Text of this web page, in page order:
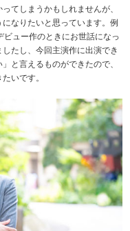
てしまうかもしれませんが、
なりたいと思っています。例
ュー作のときにお世話になっ
たし、今回主演作に出演でき
と言えるものができたので、
いです。